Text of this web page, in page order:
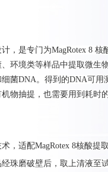
，是专门为MagRotex 8
环境类等样品中提取微生
菌DNA。得到的DNA可用
物抽提，也需要用到耗时
，适配MagRotex 8核酸提
珠磨破壁后，取上清液至